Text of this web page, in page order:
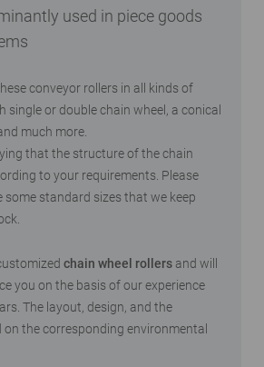
used in piece goods
conveyor rollers in all kinds of
single or double chain wheel, a conical
much more.
that the structure of the chain
to your requirements. Please
some standard sizes that we keep
chain wheel rollersand will
you on the basis of our experience
The layout, design, and the
on the corresponding environmental